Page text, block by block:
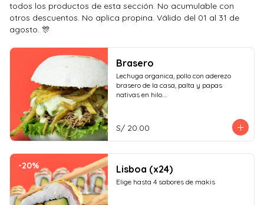
todos los productos de esta sección. No acumulable con
otros descuentos. No aplica propina. Válido del 01 al 31 de
agosto. 🎊
Brasero
Lechuga organica, pollo con aderezo
brasero de la casa, palta y papas
nativas en hilo.
S/ 20.00
-20% Lisboa (x24)
Elige hasta 4 sabores de makis